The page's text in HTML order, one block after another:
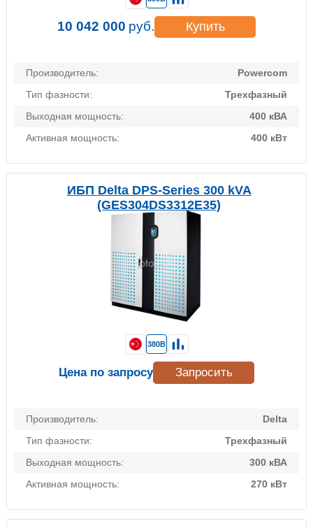
Производитель:
Powercom
Тип фазности:
Трехфазный
Выходная мощность:
400 кВА
Активная мощность:
400 кВт
10 042 000 руб. Купить
ИБП Delta DPS-Series 300 kVA
(GES304DS3312E35)
Производитель:
Delta
Тип фазности:
Трехфазный
Выходная мощность:
300 кВА
Активная мощность:
270 кВт
380В
Цена по запросу Запросить